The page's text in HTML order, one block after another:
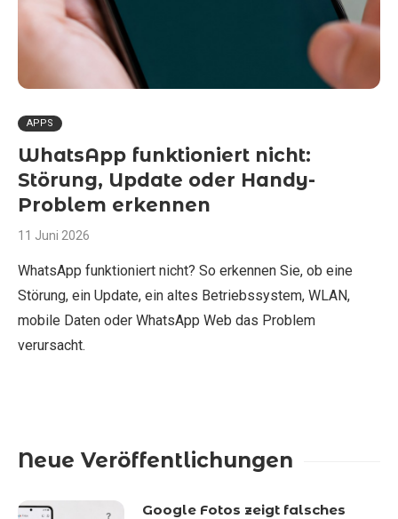
APPS
WhatsApp funktioniert nicht:
Störung, Update oder Handy-
Problem erkennen
11 Juni 2026
WhatsApp funktioniert nicht? So erkennen Sie, ob eine
Störung, ein Update, ein altes Betriebssystem, WLAN,
mobile Daten oder WhatsApp Web das Problem
verursacht.
Neue Veröffentlichungen
Google Fotos zeigt falsches